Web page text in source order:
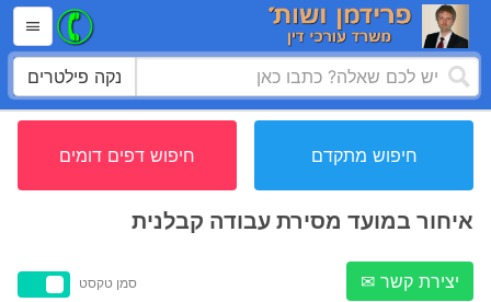
נקה פילטרים
חיפוש מתקדם חיפוש דפים דומים
איחור במועד מסירת עבודה קבלנית
יצירת קשר ✉ סמן טקסט